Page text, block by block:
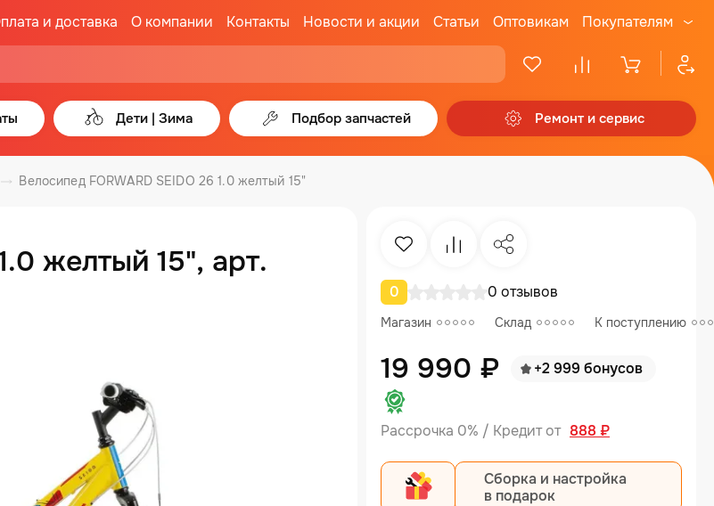
и доставка О компании Контакты Новости и акции Статьи Оптовикам Покупателям
Дети | Зима Подбор запчастей Ремонт и сервис
Велосипед FORWARD SEIDO 26 1.0 желтый 15"
желтый 15", арт.
ИзбранноеСравнениеПоделиться
0 0 отзывов
Магазин Склад К поступлению
19 990 ₽ +2 999 бонусов
Рассрочка 0% / Кредит от 888 ₽
Сборка и настройка
в подарок